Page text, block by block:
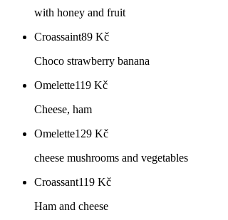
with honey and fruit
Croassaint89 Kč
Choco strawberry banana
Omelette119 Kč
Cheese, ham
Omelette129 Kč
cheese mushrooms and vegetables
Croassant119 Kč
Ham and cheese